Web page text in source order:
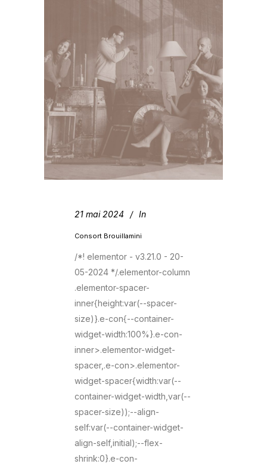
21 mai 2024 In
Consort Brouillamini
/*! elementor - v3.21.0 - 20-
05-2024 */.elementor-column
.elementor-spacer-
inner{height:var(--spacer-
size)}.e-con{--container-
widget-width:100%}.e-con-
inner>.elementor-widget-
spacer,.e-con>.elementor-
widget-spacer{width:var(--
container-widget-width,var(--
spacer-size));--align-
self:var(--container-widget-
align-self,initial);--flex-
shrink:0}.e-con-